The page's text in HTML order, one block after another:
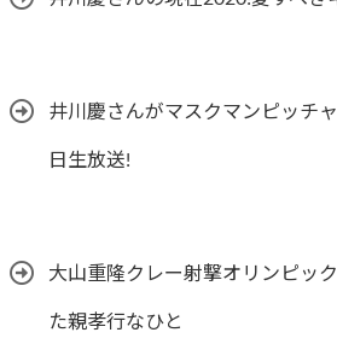
井川慶さんがマスクマンピッチ
日生放送!
大山重隆クレー射撃オリンピッ
た親孝行なひと